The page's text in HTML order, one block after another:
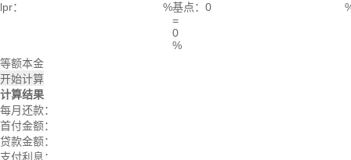
lpr：
%基点：
=
0
%
等额本金
开始计算
计算结果
每月还款：
首付金额：
贷款金额：
支付利息：